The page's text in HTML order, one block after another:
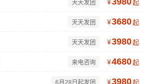
天天发团 ¥ 起
天天发团 ¥3680起
天天发团 ¥3980起
来电咨询 ¥4680起
6月28日起发团 ¥3980起